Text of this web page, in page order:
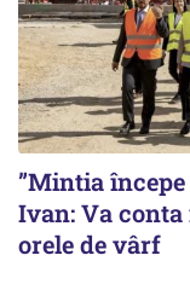
”Mintia începe
Ivan: Va
orele de vârf